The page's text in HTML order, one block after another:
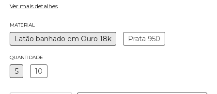
Ver mais detalhes
MATERIAL
Latão banhado em Ouro 18k Prata 950
QUANTIDADE
5 10